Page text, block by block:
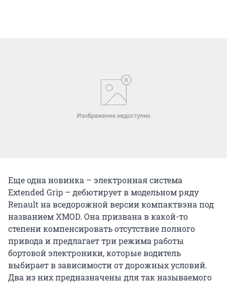
Еще одна новинка – электронная система
Extended Grip – дебютирует в модельном ряду
Renault на вседорожной версии компактвэна под
названием XMOD. Она призвана в какой-то
степени компенсировать отсутствие полного
привода и предлагает три режима работы
бортовой электроники, которые водитель
выбирает в зависимости от дорожных условий.
Два из них предназначены для так называемого